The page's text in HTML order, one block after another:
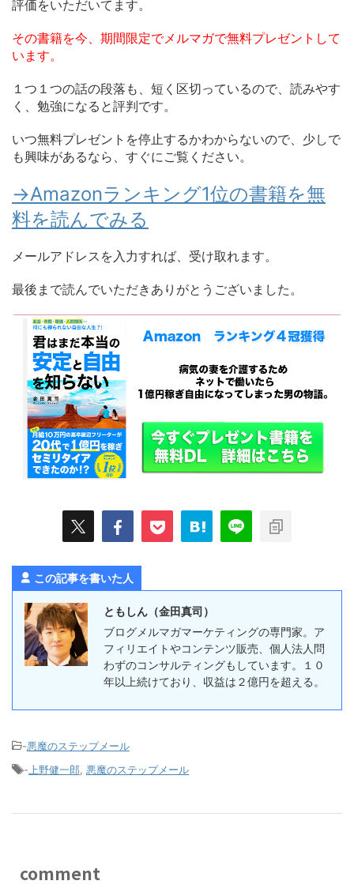
評価をいただいてます。
その書籍を今、期間限定でメルマガで無料プレゼントして
います。
１つ１つの話の段落も、短く区切っているので、読みやす
く、勉強になると評判です。
いつ無料プレゼントを停止するかわからないので、少しで
も興味があるなら、すぐにご覧ください。
→Amazonランキング1位の書籍を無
料を読んでみる
メールアドレスを入力すれば、受け取れます。
最後まで読んでいただきありがとうございました。
この記事を書いた人
ともしん（金田真司）
ブログメルマガマーケティングの専門家。ア
フィリエイトやコンテンツ販売、個人法人問
わずのコンサルティングもしています。１０
年以上続けており、収益は２億円を超える。
-悪魔のステップメール
- 上野健一郎 悪魔のステップメール
comment